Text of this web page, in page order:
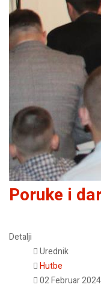
Poruke i
Detalji
Urednik
Hutbe
02 Februar 2024